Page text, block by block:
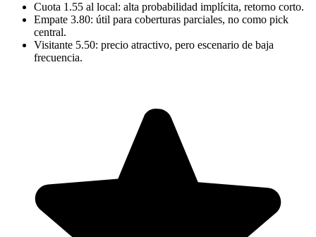
Cuota 1.55 al local: alta probabilidad implícita, retorno corto.
Empate 3.80: útil para coberturas parciales, no como pick
central.
Visitante 5.50: precio atractivo, pero escenario de baja
frecuencia.